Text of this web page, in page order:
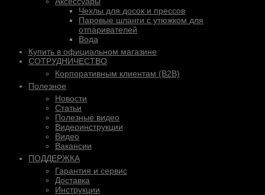
Чехлы для досок и прессов
Паровые шланги с утюжком для
отпаривателей
Вода
Купить в официальном магазине
СОТРУДНИЧЕСТВО
Корпоративным клиентам (B2B)
Полезное
Новости
Статьи
Полезные видео
Видеоинструкции
Видео
Вакансии
ПОДДЕРЖКА
Гарантия и сервис
Доставка
Инструкции